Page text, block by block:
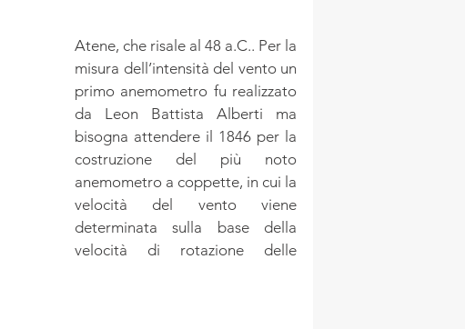
Atene, che risale al 48 a.C.. Per la
misura dell’intensità del vento un
primo anemometro fu realizzato
da Leon Battista Alberti ma
bisogna attendere il 1846 per la
costruzione del più noto
anemometro a coppette, in cui la
velocità del vento viene
determinata sulla base della
velocità di rotazione delle